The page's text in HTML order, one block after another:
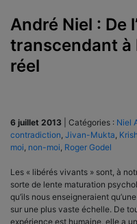
André Niel : De
transcendant à
réel
6 juillet 2013 Catégories : Niel
contradiction, Jivan-Mukta,
moi, non-moi, Roger Godel
Les « libérés vivants » sont, à
sorte de lente maturation
qu’ils nous enseigneraient
sur une plus vaste échelle. De
expérience est humaine, elle a